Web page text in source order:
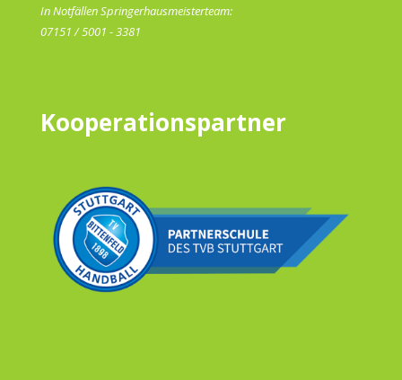
In Notfällen Springerhausmeisterteam:
07151 / 5001 - 3381
Kooperationspartner